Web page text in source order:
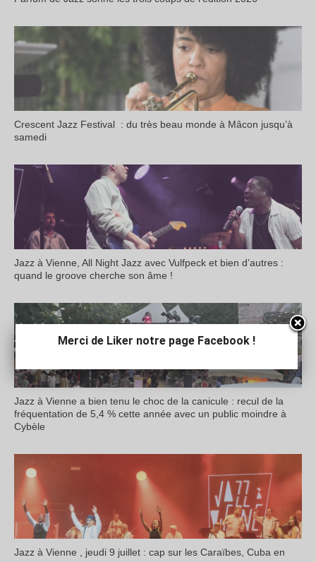
Crescent Jazz Festival : du très beau monde à Mâcon jusqu’à
samedi
Jazz à Vienne, All Night Jazz avec Vulfpeck et bien d’autres :
quand le groove cherche son âme !
Jazz à Vienne a bien tenu le choc de la canicule : recul de la
fréquentation de 5,4 % cette année avec un public moindre à
Cybèle
Jazz à Vienne , jeudi 9 juillet : cap sur les Caraïbes, Cuba en
Merci de Liker notre page Facebook !